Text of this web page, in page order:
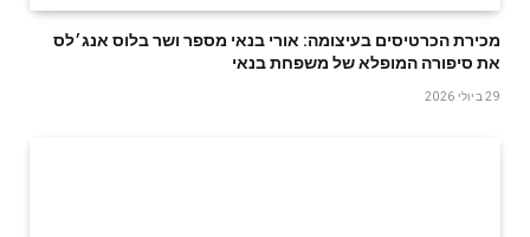
‬את‭ ‬סיפורה‭ ‬המופלא‭ ‬של‭ ‬משפחת‭ ‬בנאי
29 ביולי 2026